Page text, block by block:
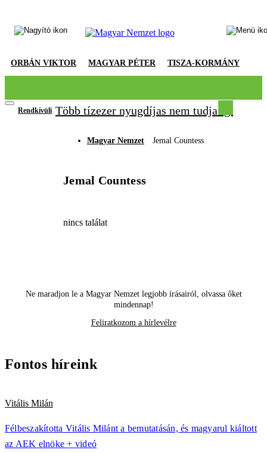
ORBÁN VIKTOR MAGYAR PÉTER TISZA-KORMÁNY
Rendkívüli Több tízezer nyugdíjas nem tudja igazolni
Magyar Nemzet Jemal Countess
Jemal Countess
nincs találat
Ne maradjon le a Magyar Nemzet legjobb írásairól, olvassa őket
mindennap!
Feliratkozom a hírlevélre
Fontos híreink
Vitális Milán
Félbeszakította Vitális Milánt a bemutatásán, és magyarul kiáltott
az AEK elnöke + videó